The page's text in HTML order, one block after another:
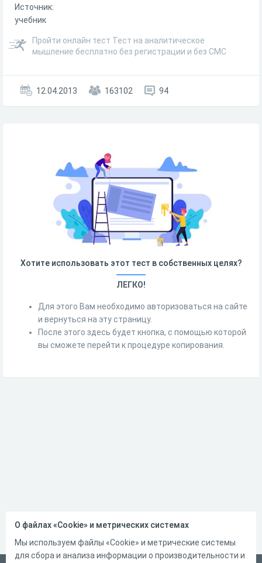
Источник:
учебник
Пройти онлайн тест Тест на аналитическое
мышление бесплатно без регистрации и без СМС
12.04.2013 163102 94
Хотите использовать этот тест в собственных целях?
ЛЕГКО!
Для этого Вам необходимо авторизоваться на сайте
и вернуться на эту страницу.
После этого здесь будет кнопка, с помощью которой
вы сможете перейти к процедуре копирования.
О файлах «Cookie» и метрических системах
Мы используем файлы «Cookie» и метрические системы
для сбора и анализа информации о производительности и